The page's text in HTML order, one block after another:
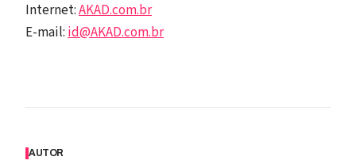
Internet:AKAD.com.br
E-mail:id@AKAD.com.br
AUTOR